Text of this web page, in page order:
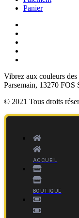
Panier
Vibrez aux couleurs des
Parsemain, 13270 FOS
© 2021 Tous droits
ACCUEIL
BOUTIQUE